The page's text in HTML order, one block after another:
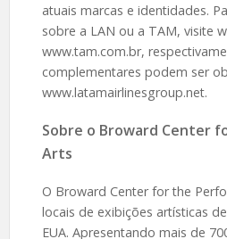
atuais marcas e identidades.
sobre a LAN ou a TAM, visite
www.tam.com.br,
complementares podem ser
www.latamairlinesgroup.net.
Sobre o Broward Center
Arts
O Broward Center for the
locais de exibições artísticas
EUA. Apresentando mais de